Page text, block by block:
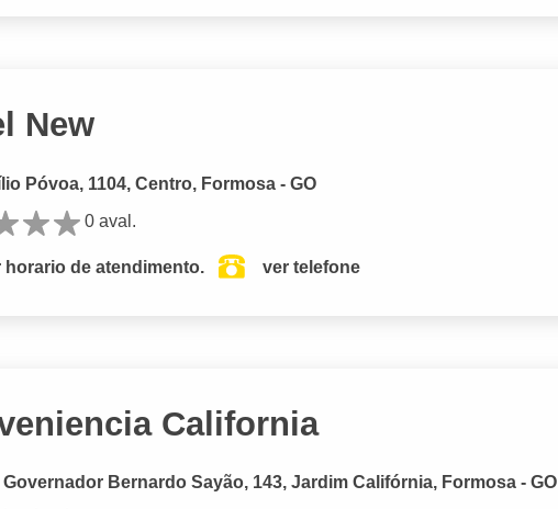
New
Póvoa, 1104, Centro, Formosa - GO
0 aval.
horario de atendimento. ver telefone
California
Bernardo Sayão, 143, Jardim Califórnia, Formosa - GO